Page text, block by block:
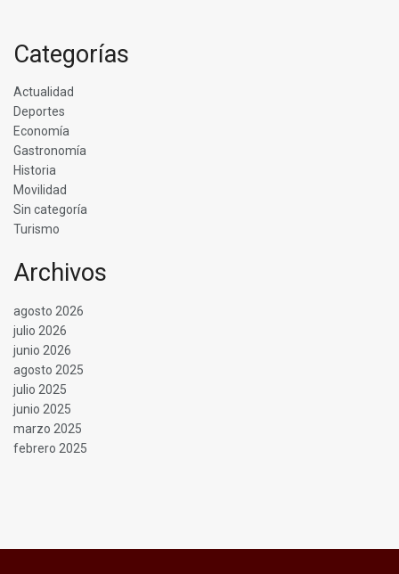
Categorías
Actualidad
Deportes
Economía
Gastronomía
Historia
Movilidad
Sin categoría
Turismo
Archivos
agosto 2026
julio 2026
junio 2026
agosto 2025
julio 2025
junio 2025
marzo 2025
febrero 2025